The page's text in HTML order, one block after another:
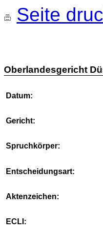
Seite
Oberlandesgericht
Datum:
Gericht:
Spruchkörper:
Entscheidungsart:
Aktenzeichen:
ECLI: